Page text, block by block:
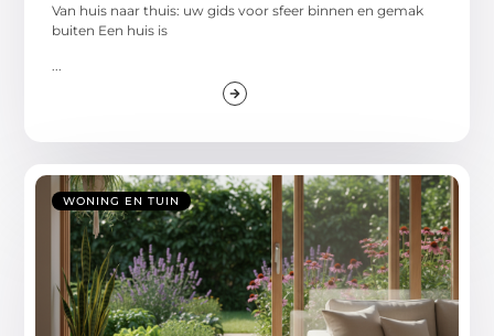
Van huis naar thuis: uw gids voor sfeer binnen en gemak
buiten Een huis is
...
WONING EN TUIN